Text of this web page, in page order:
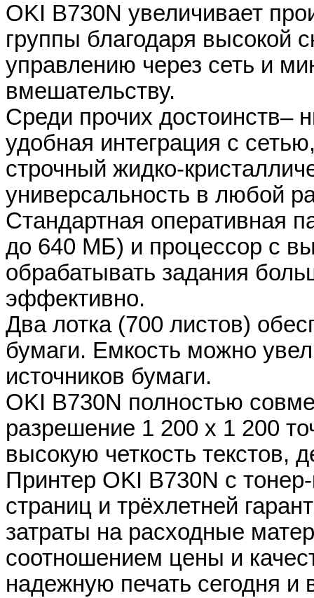
OKI В730N увеличивает
группы благодаря высокой
управлению через сеть и
вмешательству.
Среди прочих достоинств–
удобная интеграция с
строчный жидко-
универсальность в любой
Стандартная оперативная
до 640 МБ) и процессор с
обрабатывать задания
эффективно.
Два лотка (700 листов)
бумаги. Емкость можно
источников бумаги.
OKI B730N полностью
разрешение 1 200 x 1 200
высокую четкость текстов,
Принтер OKI В730N с
страниц и трёхлетней
затраты на расходные
соотношением цены и
надежную печать сегодня и